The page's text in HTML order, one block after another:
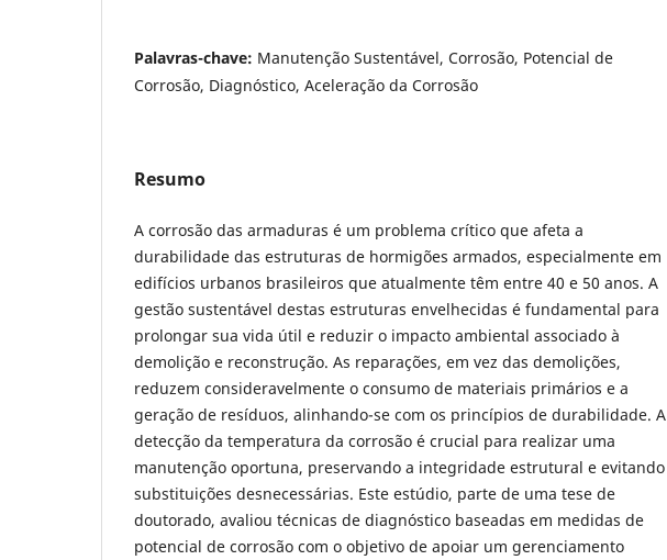
Palavras-chave: Manutenção Sustentável, Corrosão, Potencial de
Corrosão, Diagnóstico, Aceleração da Corrosão
Resumo
A corrosão das armaduras é um problema crítico que afeta a
durabilidade das estruturas de hormigões armados, especialmente em
edifícios urbanos brasileiros que atualmente têm entre 40 e 50 anos. A
gestão sustentável destas estruturas envelhecidas é fundamental para
prolongar sua vida útil e reduzir o impacto ambiental associado à
demolição e reconstrução. As reparações, em vez das demolições,
reduzem consideravelmente o consumo de materiais primários e a
geração de resíduos, alinhando-se com os princípios de durabilidade. A
detecção da temperatura da corrosão é crucial para realizar uma
manutenção oportuna, preservando a integridade estrutural e evitando
substituições desnecessárias. Este estúdio, parte de uma tese de
doutorado, avaliou técnicas de diagnóstico baseadas em medidas de
potencial de corrosão com o objetivo de apoiar um gerenciamento